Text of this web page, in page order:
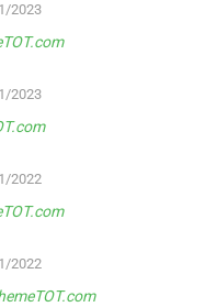
2023
2023
2022
2022